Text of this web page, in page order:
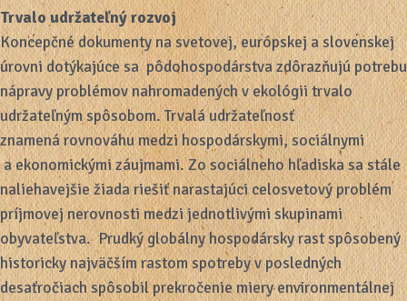
Trvalo udržateľný rozvoj
Koncepčné dokumenty na svetovej, európskej a slovenskej
úrovni dotýkajúce sa pôdohospodárstva zdôrazňujú potrebu
nápravy problémov nahromadených v ekológii trvalo
udržateľným spôsobom. Trvalá udržateľnosť
znamená rovnováhu medzi hospodárskymi, sociálnymi
a ekonomickými záujmami. Zo sociálneho hľadiska sa stále
naliehavejšie žiada riešiť narastajúci celosvetový problém
príjmovej nerovnosti medzi jednotlivými skupinami
obyvateľstva. Prudký globálny hospodársky rast spôsobený
historicky najväčším rastom spotreby v posledných
desaťročiach spôsobil prekročenie miery environmentálnej